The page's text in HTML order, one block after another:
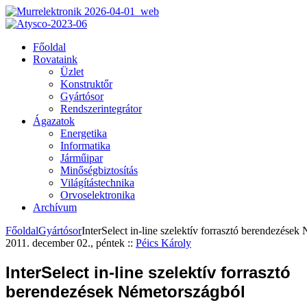
Főoldal
Rovataink
Üzlet
Konstruktőr
Gyártósor
Rendszerintegrátor
Ágazatok
Energetika
Informatika
Járműipar
Minőségbiztosítás
Világítástechnika
Orvoselektronika
Archívum
FőoldalGyártósorInterSelect in-line szelektív forrasztó berendezések
2011. december 02., péntek :: Péics Károly
InterSelect in-line szelektív forrasztó
berendezések Németországból